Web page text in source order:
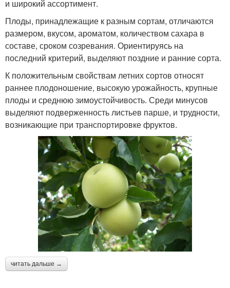
и широкий ассортимент.
Плоды, принадлежащие к разным сортам, отличаются
размером, вкусом, ароматом, количеством сахара в
составе, сроком созревания. Ориентируясь на
последний критерий, выделяют поздние и ранние сорта.
К положительным свойствам летних сортов относят
раннее плодоношение, высокую урожайность, крупные
плоды и среднюю зимоустойчивость. Среди минусов
выделяют подверженность листьев парше, и трудности,
возникающие при транспортировке фруктов.
читать дальше →